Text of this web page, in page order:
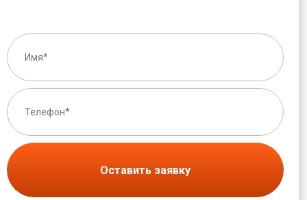
Оставить заявку